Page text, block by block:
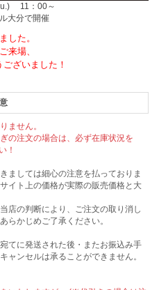
11：00～
大分で開催
した。
来場、
ざいました！
ません。
の注文の場合は、必ず在庫状況を
！
ましては細心の注意を払っておりま
イト上の価格が実際の販売価格と大
店の判断により、ご注文の取り消し
らかじめご了承ください。
てに発送された後・またお振込み手
ャンセルは承ることができません。